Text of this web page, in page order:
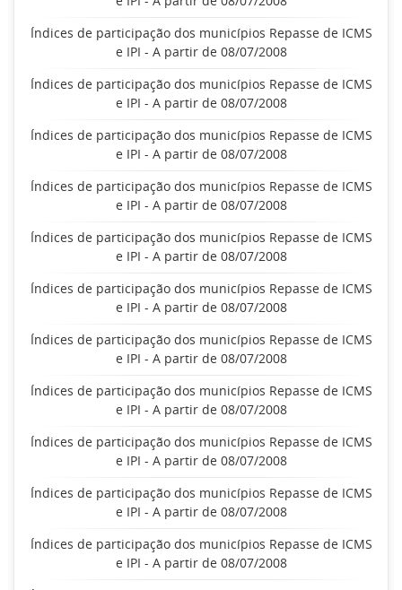
Índices de participação dos municípios Repasse de ICMS
e IPI - A partir de 08/07/2008
Índices de participação dos municípios Repasse de ICMS
e IPI - A partir de 08/07/2008
Índices de participação dos municípios Repasse de ICMS
e IPI - A partir de 08/07/2008
Índices de participação dos municípios Repasse de ICMS
e IPI - A partir de 08/07/2008
Índices de participação dos municípios Repasse de ICMS
e IPI - A partir de 08/07/2008
Índices de participação dos municípios Repasse de ICMS
e IPI - A partir de 08/07/2008
Índices de participação dos municípios Repasse de ICMS
e IPI - A partir de 08/07/2008
Índices de participação dos municípios Repasse de ICMS
e IPI - A partir de 08/07/2008
Índices de participação dos municípios Repasse de ICMS
e IPI - A partir de 08/07/2008
Índices de participação dos municípios Repasse de ICMS
e IPI - A partir de 08/07/2008
Índices de participação dos municípios Repasse de ICMS
e IPI - A partir de 08/07/2008